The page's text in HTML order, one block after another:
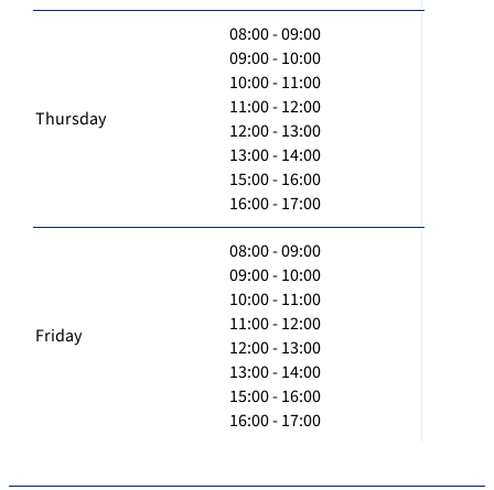
Thursday
08:00 - 09:00
09:00 - 10:00
10:00 - 11:00
11:00 - 12:00
12:00 - 13:00
13:00 - 14:00
15:00 - 16:00
16:00 - 17:00
Friday
08:00 - 09:00
09:00 - 10:00
10:00 - 11:00
11:00 - 12:00
12:00 - 13:00
13:00 - 14:00
15:00 - 16:00
16:00 - 17:00